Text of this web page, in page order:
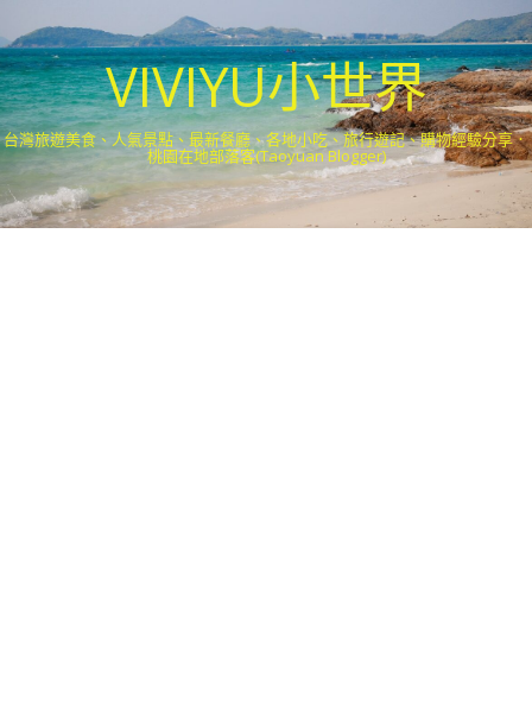
VIVIYU小世界
台灣旅遊美食、人氣景點、最新餐廳、各地小吃、旅行遊記、購物經驗分享．
桃園在地部落客(Taoyuan Blogger)